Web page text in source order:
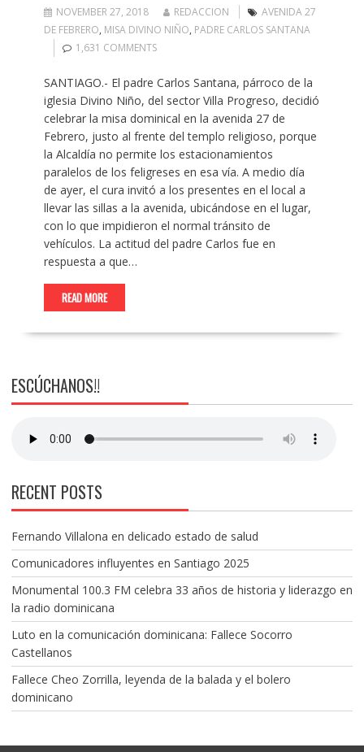
NOVEMBER 27, 2018 REDACCION
AVENIDA 27
DE FEBRERO, MISA DIVINO NIÑO, PADRE CARLOS SANTANA
1,631 COMMENTS
SANTIAGO.- El padre Carlos Santana, párroco de la
iglesia Divino Niño, del sector Villa Progreso, decidió
celebrar la misa dominical en la avenida 27 de
Febrero, justo al frente del templo religioso, porque
la Alcaldía no permite los estacionamientos
paralelos de los feligreses en esa vía. A medio día
de ayer, el cura invitó a los presentes en el local a
llevar las sillas a la avenida, ubicándose en el lugar,
con lo que impidieron el normal tránsito de
vehículos. La actitud del padre Carlos fue en
respuesta a que…
READ MORE
ESCÚCHANOS!!
RECENT POSTS
Fernando Villalona en delicado estado de salud
Comunicadores influyentes en Santiago 2025
Monumental 100.3 FM celebra 33 años de historia y liderazgo en
la radio dominicana
Luto en la comunicación dominicana: Fallece Socorro
Castellanos
Fallece Cheo Zorrilla, leyenda de la balada y el bolero
dominicano